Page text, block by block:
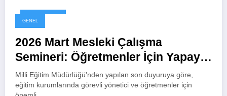
16 Mart 2026
GENEL
2026 Mart Mesleki Çalışma
Semineri: Öğretmenler İçin Yapay
Zeka Eğitimi
Milli Eğitim Müdürlüğü'nden yapılan son duyuruya göre,
eğitim kurumlarında görevli yönetici ve öğretmenler için